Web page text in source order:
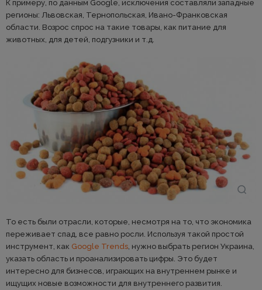
К примеру, по данным Google, исключения составляли западные
регионы: Львовская, Тернопольская, Ивано-Франковская
области. Возрос спрос на такие товары, как питание для
животных, для детей, подгузники и т.д.
То есть были отрасли, которые, несмотря на то, что экономика
переживает спад, все равно росли. Используя такой простой
инструмент, как Google Trends , нужно выбрать регион Украина,
указать область и проанализировать цифры. Это будет
интересно для бизнесов, играющих на внутреннем рынке и
ищущих новые возможности для внутреннего развития.